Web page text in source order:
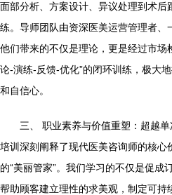
面部分析、方案设计、异议处理到术
练。导师团队由资深医美运营管理者、
他们带来的不仅是理论，更是经过市场
论-演练-反馈-优化”的闭环训练，极大
和自信心。
三、 职业素养与价值重塑：超越
培训深刻阐释了现代医美咨询师的核
的“美丽管家”。我们学习的不仅是促成
帮助顾客建立理性的求美观，制定可持